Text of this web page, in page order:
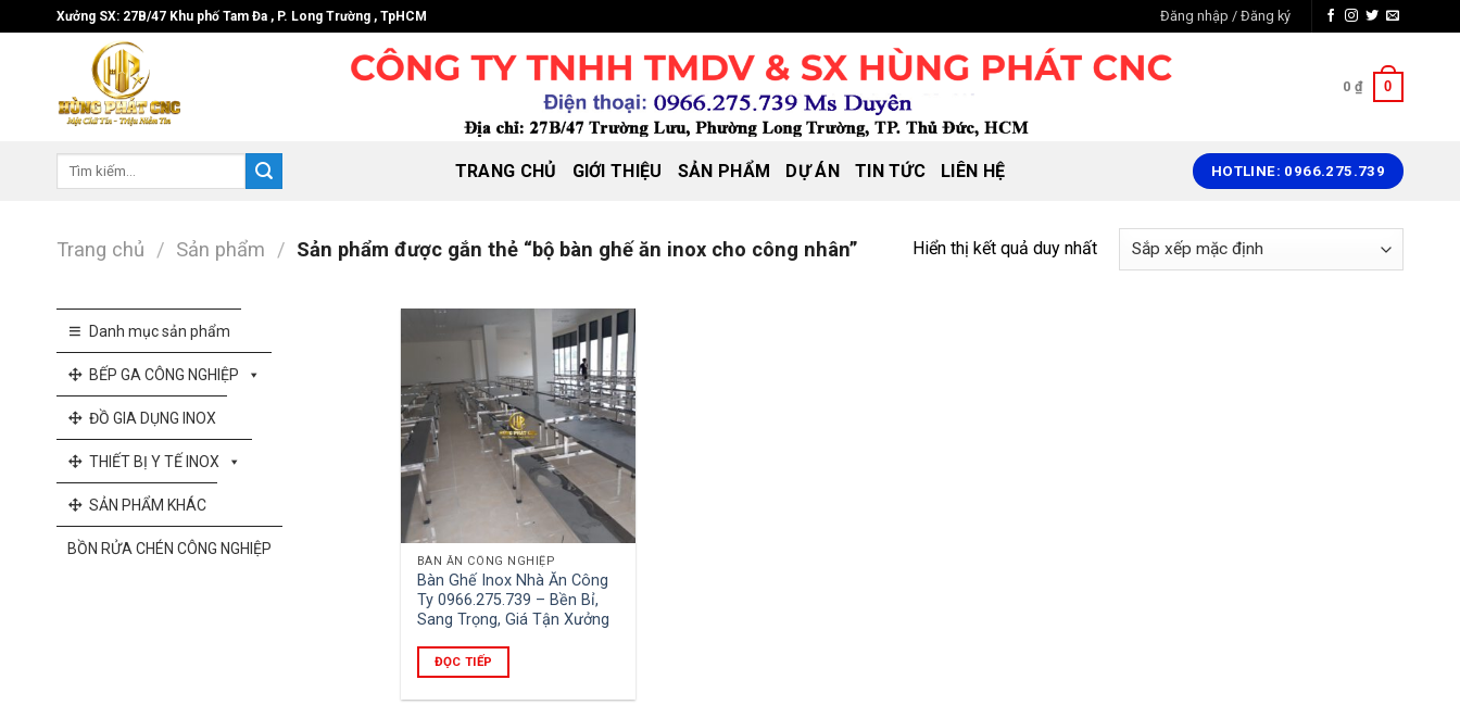
to
Xưởng SX: 27B/47 Khu phố Tam Đa , P. Long Trường , TpHCM Đăng nhập / Đăng ký
0 ₫ 0
Tìm
TRANG CHỦ GIỚI THIỆU SẢN PHẨM DỰ ÁN TIN TỨC LIÊN HỆ HOTLINE: 0966.275.739
Trang chủ / Sản phẩm / Sản phẩm được gắn thẻ “bộ bàn ghế ăn inox cho công nhân” Hiển thị kết quả duy nhất
Danh mục sản phẩm
BẾP GA CÔNG NGHIỆP
ĐỒ GIA DỤNG INOX
THIẾT BỊ Y TẾ INOX
SẢN PHẨM KHÁC
BỒN RỬA CHÉN CÔNG NGHIỆP
BÀN ĂN CÔNG NGHIỆP
Bàn Ghế Inox Nhà Ăn Công
Ty 0966.275.739 – Bền Bỉ,
Sang Trọng, Giá Tận Xưởng
ĐỌC TIẾP